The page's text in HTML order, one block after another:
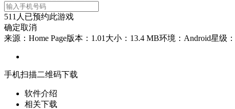
511 人已预约此游戏
确定取消
来源：Home Page版本：1.01 大小：13.4 MB环境：Android星级：
手机扫描二维码下载
软件介绍
相关下载